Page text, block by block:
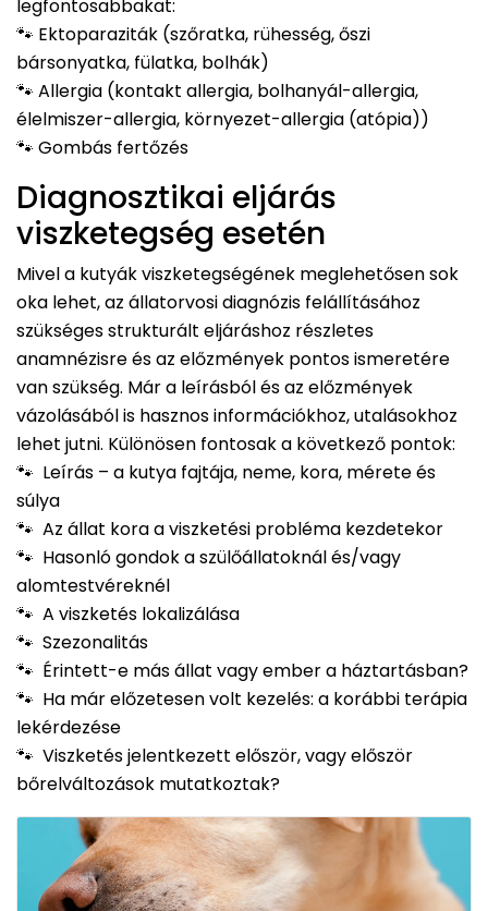
legfontosabbakat:
🐾 Ektoparaziták (szőratka, rühesség, őszi
bársonyatka, fülatka, bolhák)
🐾 Allergia (kontakt allergia, bolhanyál-allergia,
élelmiszer-allergia, környezet-allergia (atópia))
🐾 Gombás fertőzés
Diagnosztikai eljárás
viszketegség esetén
Mivel a kutyák viszketegségének meglehetősen sok
oka lehet, az állatorvosi diagnózis felállításához
szükséges strukturált eljáráshoz részletes
anamnézisre és az előzmények pontos ismeretére
van szükség. Már a leírásból és az előzmények
vázolásából is hasznos információkhoz, utalásokhoz
lehet jutni. Különösen fontosak a következő pontok:
🐾 Leírás – a kutya fajtája, neme, kora, mérete és
súlya
🐾 Az állat kora a viszketési probléma kezdetekor
🐾 Hasonló gondok a szülőállatoknál és/vagy
alomtestvéreknél
🐾 A viszketés lokalizálása
🐾 Szezonalitás
🐾 Érintett-e más állat vagy ember a háztartásban?
🐾 Ha már előzetesen volt kezelés: a korábbi terápia
lekérdezése
🐾 Viszketés jelentkezett először, vagy először
bőrelváltozások mutatkoztak?